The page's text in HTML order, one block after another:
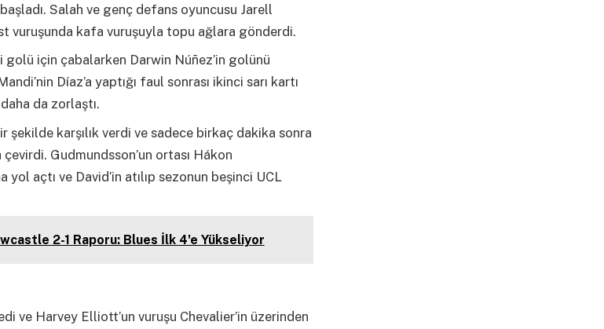
Salah ve genç defans oyuncusu Jarell
vuruşunda kafa vuruşuyla topu ağlara gönderdi.
golü için çabalarken Darwin Núñez’in golünü
Díaz’a yaptığı faul sonrası ikinci sarı kartı
da zorlaştı.
karşılık verdi ve sadece birkaç dakika sonra
çevirdi. Gudmundsson’un ortası Hákon
yol açtı ve David’in atılıp sezonun beşinci UCL
2-1 Raporu: Blues İlk 4'e Yükseliyor
ve Harvey Elliott’un vuruşu Chevalier’in üzerinden